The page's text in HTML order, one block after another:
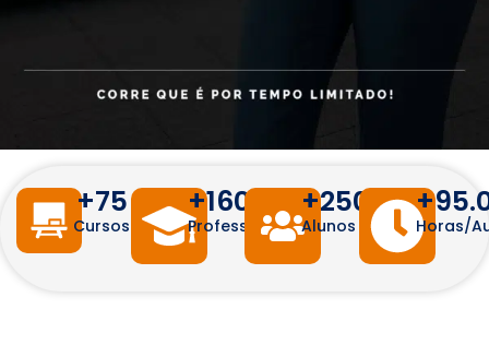
+75
Cursos
+160
Professores
+250.000
Alunos
+
Horas/